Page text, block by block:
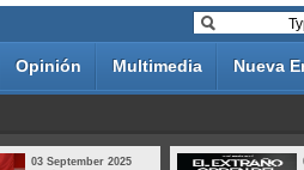
Opinión Multimedia Nueva
03 September 2025